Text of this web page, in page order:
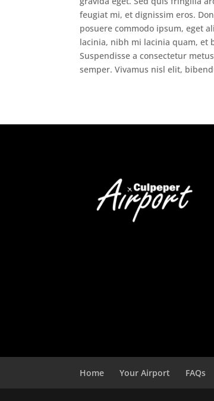
feugiat mi, et dignissim eros.
posuere commodo ipsum, eget
lacinia, nibh mi lacinia quam, et
Suspendisse a consectetur
semper. Vivamus nisl elit,
Home Your Airport FAQs